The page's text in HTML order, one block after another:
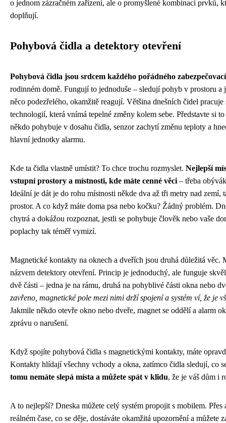
o jednom zázračném zařízení, ale o promyšlené kombinaci prvků,
doplňují.
Pohybová čidla a detektory otevření
Pohybová čidla jsou srdcem každého pořádného
rodinném domě. Fungují to jednoduše – sledují pohyb v prostoru a
něco podezřelého, okamžitě reagují. Většina dnešních čidel
technologií, která vnímá tepelné změny kolem sebe. Představte si
někdo pohybuje v dosahu čidla, senzor zachytí změnu teploty a
hlavní jednotky alarmu.
Kde ta čidla vlastně umístit? To chce trochu rozmyslet. Nejlepší
vstupní prostory a místnosti, kde máte cenné věci – třeba
Ideální je dát je do rohu místnosti někde dva až tři metry nad zemí,
prostor. A co když máte doma psa nebo kočku? Žádný problém.
chytrá a dokážou rozpoznat, jestli se pohybuje člověk nebo vaše
poplachy tak téměř vymizí.
Magnetické kontakty na oknech a dveřích jsou druhá důležitá věc.
názvem detektory otevření. Princip je jednoduchý, ale funguje
dvě části – jedna je na rámu, druhá na pohyblivé části okna nebo
zavřeno, magnetické pole mezi nimi drží spojení a systém ví, že je
Jakmile někdo otevře okno nebo dveře, magnet se oddělí a alarm
zprávu o narušení.
Když spojíte pohybová čidla s magnetickými kontakty, máte
Kontakty hlídají všechny vchody a okna, zatímco čidla sledují, co
tomu nemáte slepá místa a můžete spát v klidu, že je váš dům i
A to nejlepší? Dneska můžete celý systém propojit s mobilem.
reálném čase, co se děje, dostáváte okamžitá upozornění a můžete